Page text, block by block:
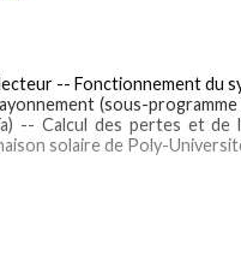
-- Fonctionnement du
(sous-
-- Calcul des pertes et
solaire de Poly-